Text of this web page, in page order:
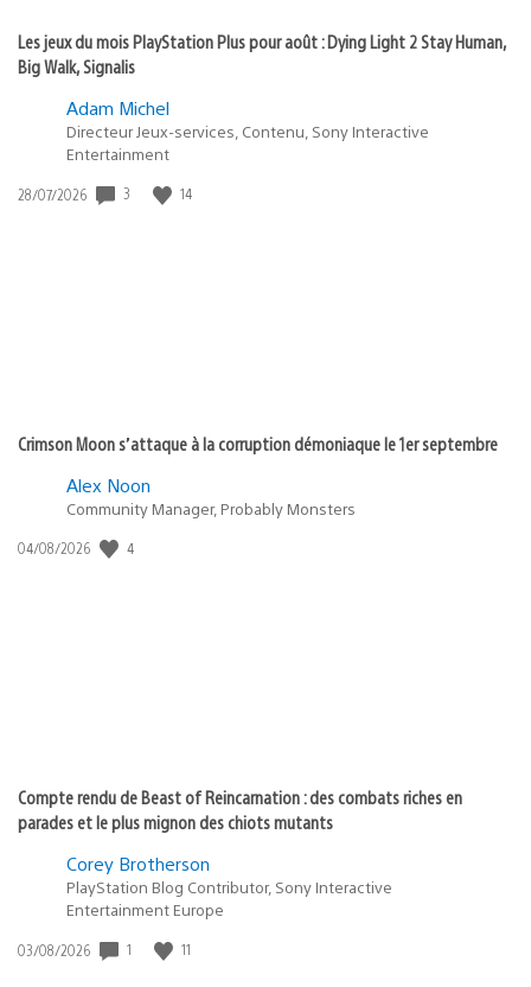
Les jeux du mois PlayStation Plus pour août : Dying Light 2 Stay Human,
Big Walk, Signalis
Adam Michel
Directeur Jeux-services, Contenu, Sony Interactive
Entertainment
Date
28/07/2026 3 14
Crimson Moon s’attaque à la corruption démoniaque le 1er septembre
Alex Noon
Community Manager, Probably Monsters
Date
04/08/2026 4
Compte rendu de Beast of Reincarnation : des combats riches en
parades et le plus mignon des chiots mutants
Corey Brotherson
PlayStation Blog Contributor, Sony Interactive
Entertainment Europe
Date
03/08/2026 1 11